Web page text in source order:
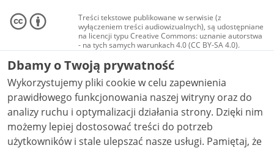
Treści tekstowe publikowane w serwisie (z
wyłączeniem treści audiowizualnych), są udostępniane
na licencji typu Creative Commons: uznanie autorstwa
- na tych samych warunkach 4.0 (CC BY-SA 4.0).
Materiały audiowizualne, w tym zdjęcia, materiały
audio i wideo, są udostępniane na licencji typu
Creative Commons: uznanie autorstwa użycie
niekomercyjne - bez utworów zależnych 4.0 (CC BY-
NC-ND 4.0), o ile nie jest to stwierdzone inaczej.
Dbamy o Twoją prywatność
Wykorzystujemy pliki cookie w celu zapewnienia
prawidłowego funkcjonowania naszej witryny oraz do
analizy ruchu i optymalizacji działania strony. Dzięki nim
możemy lepiej dostosować treści do potrzeb
użytkowników i stale ulepszać nasze usługi. Pamiętaj, że